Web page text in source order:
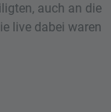
auch an die
live dabei waren